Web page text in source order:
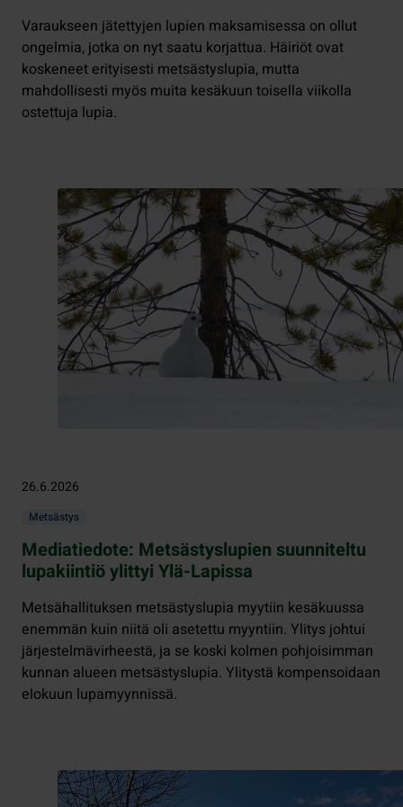
Varaukseen jätettyjen lupien maksamisessa on ollut
ongelmia, jotka on nyt saatu korjattua. Häiriöt ovat
koskeneet erityisesti metsästyslupia, mutta
mahdollisesti myös muita kesäkuun toisella viikolla
ostettuja lupia.
26.6.2026
Metsästys
Mediatiedote: Metsästyslupien suunniteltu
lupakiintiö ylittyi Ylä-Lapissa
Metsähallituksen metsästyslupia myytiin kesäkuussa
enemmän kuin niitä oli asetettu myyntiin. Ylitys johtui
järjestelmävirheestä, ja se koski kolmen pohjoisimman
kunnan alueen metsästyslupia. Ylitystä kompensoidaan
elokuun lupamyynnissä.